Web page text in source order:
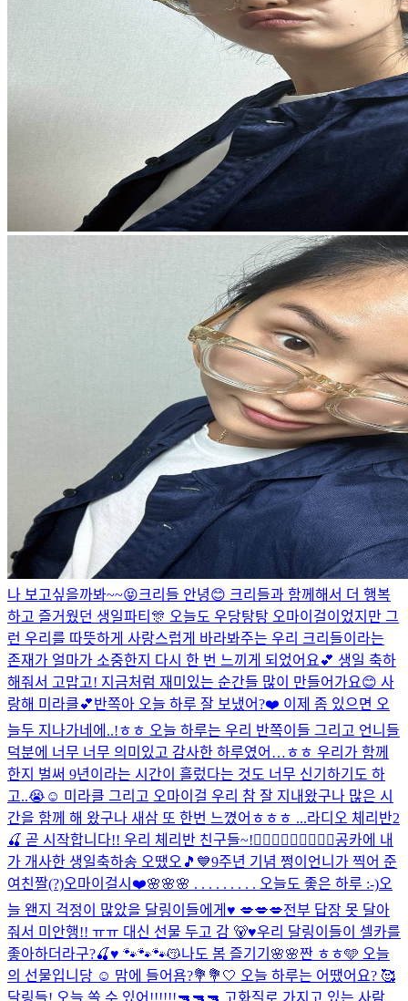
나 보고싶을까봐~~😝크리들 안녕😊 크리들과 함께해서 더 행복
하고 즐거웠던 생일파티🎊 오늘도 우당탕탕 오마이걸이었지만 그
런 우리를 따뜻하게 사랑스럽게 바라봐주는 우리 크리들이라는
존재가 얼마가 소중한지 다시 한 번 느끼게 되었어요💕 생일 축하
해줘서 고맙고! 지금처럼 재미있는 순간들 많이 만들어가요😊 사
랑해 미라클💕반쪽아 오늘 하루 잘 보냈어?❤️ 이제 좀 있으면 오
늘두 지나가네에..!ㅎㅎ 오늘 하루는 우리 반쪽이들 그리고 언니들
덕분에 너무 너무 의미있고 감사한 하루였어…ㅎㅎ 우리가 함께
한지 벌써 9년이라는 시간이 흘렀다는 것도 너무 신기하기도 하
고..😭☺️ 미라클 그리고 오마이걸 우리 참 잘 지내왔구나 많은 시
간을 함께 해 왔구나 새삼 또 한번 느꼈어ㅎㅎㅎ ...라디오 체리반2
🍒 곧 시작합니다!! 우리 체리반 친구들~!🙋🏻‍♀️🙋🏻‍♀️🙋🏻‍♀️공카에 내
가 개사한 생일축하송 오땠오🎵💙9주년 기념 쩡이언니가 찍어 준
여친짤(?)오마이걸시❤️🌸🌸🌸 . . . . . . . . . 오늘도 좋은 하루 :-)오
늘 왠지 걱정이 많았을 달링이들에게♥️ 💋💋💋전부 답장 못 달아
줘서 미안행!! ㅠㅠ 대신 선물 두고 감 🐻♥️우리 달링이들이 셀카를
좋아하더라구?🍒♥️ 🐾🐾🐾😽나도 봄 즐기기🌸🌸짠 ㅎㅎ🩵 오늘
의 선물입니당 ☺️ 맘에 들어욤?💐 💐🤍 오늘 하루는 어땠어요? 🥰
달링들! 오늘 쏠 수 있어!!!!!!🔫🔫🔫 고화질로 가지고 있는 사람